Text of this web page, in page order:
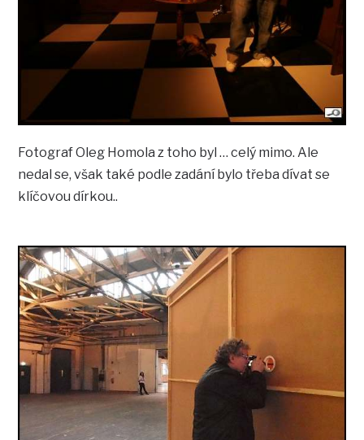
Fotograf Oleg Homola z toho byl … celý mimo. Ale
nedal se, však také podle zadání bylo třeba dívat se
klíčovou dírkou..